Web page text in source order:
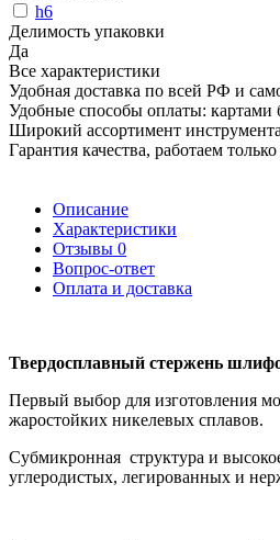
h6
Делимость упаковки
Да
Все характеристики
Удобная доставка по всей РФ и
Удобные способы оплаты: картами
Широкий ассортимент
Гарантия качества, работаем
Описание
Характеристики
Отзывы 0
Вопрос-ответ
Оплата и доставка
Твердосплавный стержень
Первый выбор для изготовления
жаростойких никелевых сплавов.
Субмикронная структура и
углеродистых, легированных и